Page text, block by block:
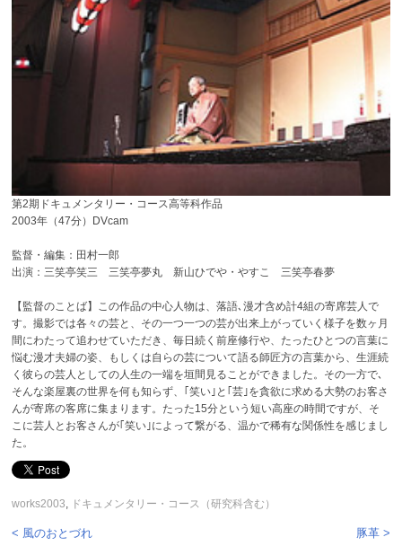
第2期ドキュメンタリー・コース高等科作品
2003年（47分）DVcam
監督・編集：田村一郎
出演：三笑亭笑三 三笑亭夢丸 新山ひでや・やすこ 三笑亭春夢
【監督のことば】この作品の中心人物は、落語､漫才含め計4組の寄席芸人で
す。撮影では各々の芸と、その一つ一つの芸が出来上がっていく様子を数ヶ月
間にわたって追わせていただき、毎日続く前座修行や、たったひとつの言葉に
悩む漫才夫婦の姿、もしくは自らの芸について語る師匠方の言葉から、生涯続
く彼らの芸人としての人生の一端を垣間見ることができました。その一方で､
そんな楽屋裏の世界を何も知らず、｢笑い｣と｢芸｣を貪欲に求める大勢のお客さ
んが寄席の客席に集まります。たった15分という短い高座の時間ですが、そ
こに芸人とお客さんが｢笑い｣によって繋がる、温かで稀有な関係性を感じまし
た。
works2003, ドキュメンタリー・コース（研究科含む）
< 風のおとづれ 豚革 >